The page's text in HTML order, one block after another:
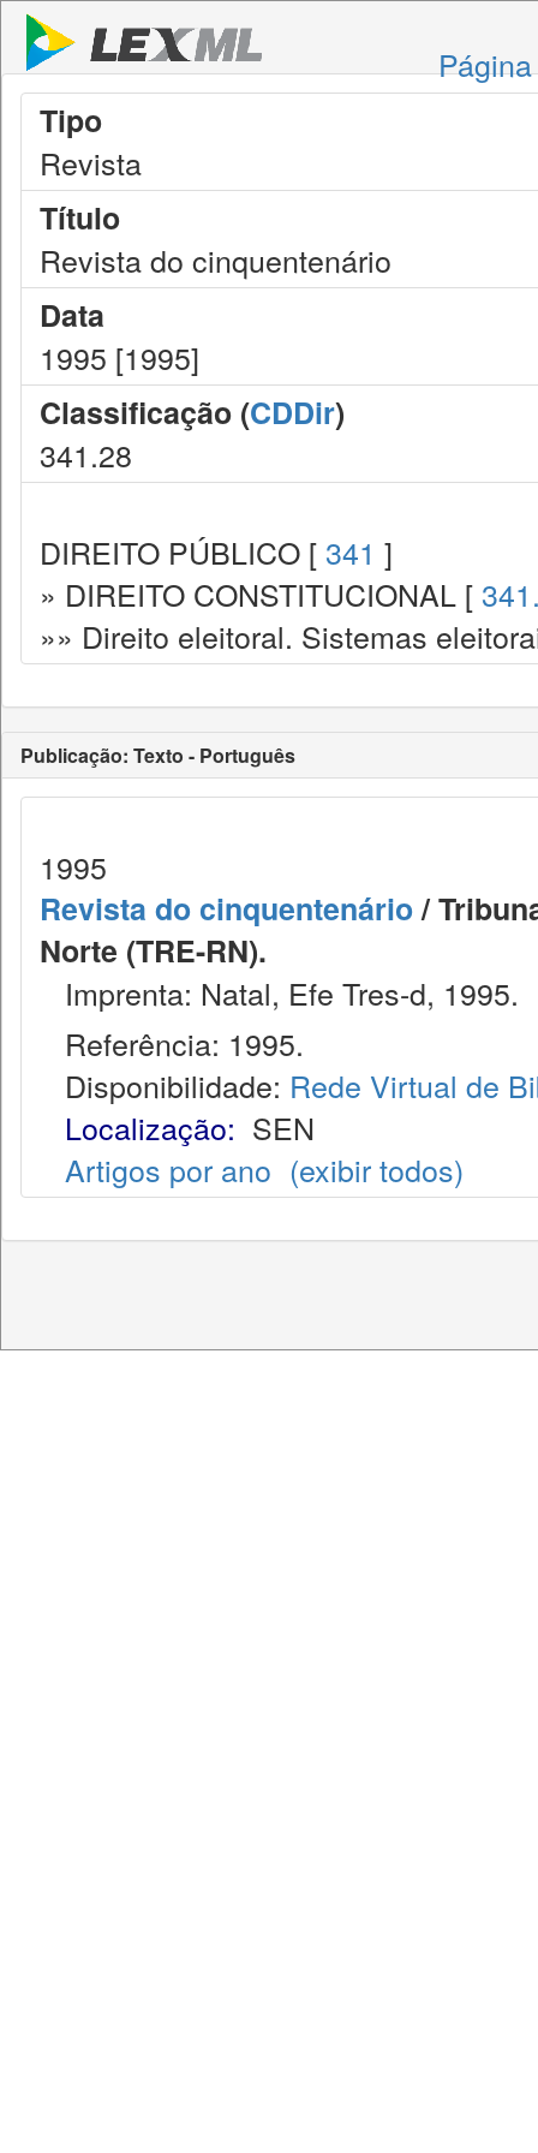
Tipo
Revista
Título
Revista do cinquentenário
Data
1995 [1995]
Classificação (CDDir)
341.28
DIREITO PÚBLICO [ 341 ]
» DIREITO CONSTITUCIONAL [
»» Direito eleitoral. Sistemas
Publicação: Texto - Português
1995
Revista do cinquentenário/
Norte (TRE-RN).
Imprenta: Natal, Efe Tres-d, 1995.
Referência: 1995.
Disponibilidade: Rede Virtual de
Localização: SEN
Artigos por ano (exibir todos)